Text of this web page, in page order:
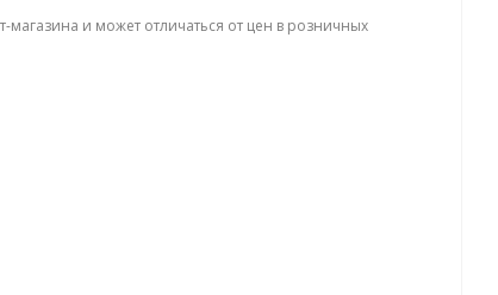
магазина и может отличаться от цен в розничных